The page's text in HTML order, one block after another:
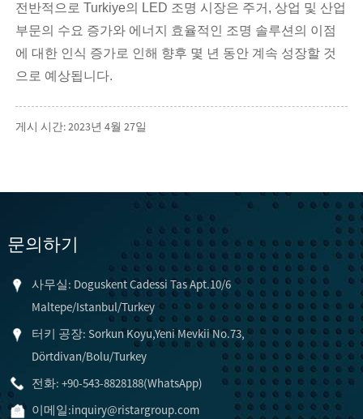
전반적으로 Turkiye의 LED 조명 시장은 주거, 상업 및 산업
부문의 수요 증가와 에너지 효율적인 조명 솔루션의 이점
에 대한 인식 증가로 인해 향후 몇 년 동안 계속 성장할 것
으로 예상됩니다.
게시 시간: 2023년 4월 27일
문의하기
사무실: Doguskent Cadessi Tas Apt.10/6
Maltepe/Istanbul/Turkey
터키 공장: Sorkun Koyu,Yeni Mevkii No.73,
Dörtdivan/Bolu/Turkey
전화: +90-543-8828188(WhatsApp)
이메일:inquiry@ristargroup.com